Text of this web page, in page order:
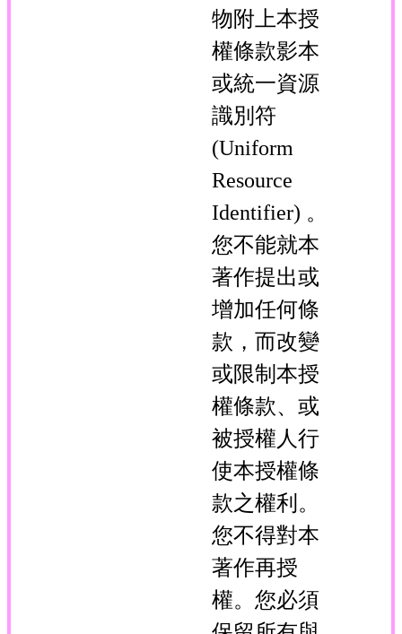
物附上本授
權條款影本
或統一資源
識別符
(Uniform
Resource
Identifier) 。
您不能就本
著作提出或
增加任何條
款，而改變
或限制本授
權條款、或
被授權人行
使本授權條
款之權利。
您不得對本
著作再授
權。您必須